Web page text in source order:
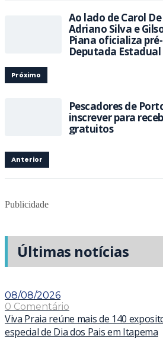
Ao lado de Carol
Adriano Silva e
Piana oficializa
Deputada
Próximo
Pescadores de
inscrever para
gratuitos
Anterior
Publicidade
Últimas notícias
08/08/2026
0 Comentário
Viva Praia reúne mais de 140
especial de Dia dos Pais em Itapema